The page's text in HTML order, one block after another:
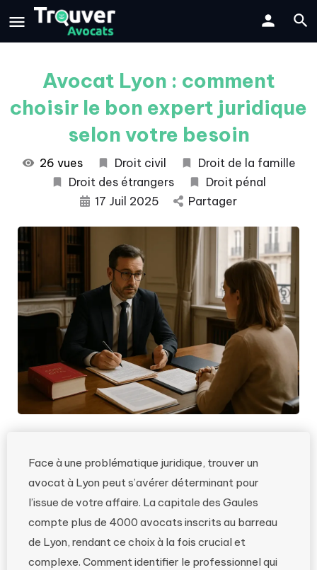
Avocat Lyon : comment
choisir le bon expert juridique
selon votre besoin
26 vues Droit civil
Droit de la famille
Droit des étrangers
Droit pénal
17 Juil 2025
Partager
Face à une problématique juridique, trouver un
avocat à Lyon peut s’avérer déterminant pour
l’issue de votre affaire. La capitale des Gaules
compte plus de 4000 avocats inscrits au barreau
de Lyon, rendant ce choix à la fois crucial et
complexe. Comment identifier le professionnel qui